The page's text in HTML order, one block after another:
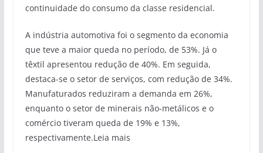
continuidade do consumo da classe residencial.
A indústria automotiva foi o segmento da economia
que teve a maior queda no período, de 53%. Já o
têxtil apresentou redução de 40%. Em seguida,
destaca-se o setor de serviços, com redução de 34%.
Manufaturados reduziram a demanda em 26%,
enquanto o setor de minerais não-metálicos e o
comércio tiveram queda de 19% e 13%,
respectivamente.Leia mais